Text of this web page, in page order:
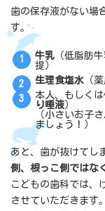
歯の保存液がない場
す。
牛乳 （低脂肪
提）
生理食塩水 （
本人、もしく
り唾液）
（小さいお子
ましょう！）
あと、歯が抜けてし
側、根っこ側ではな
こどもの歯科では、
させていただきます